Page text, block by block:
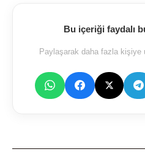
Bu içeriği faydalı
Paylaşarak daha fazla kişiye